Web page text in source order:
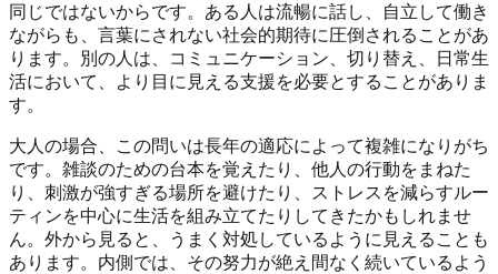
同じではないからです。ある人は流暢に話し、自立して働き
ながらも、言葉にされない社会的期待に圧倒されることがあ
ります。別の人は、コミュニケーション、切り替え、日常生
活において、より目に見える支援を必要とすることがありま
す。
大人の場合、この問いは長年の適応によって複雑になりがち
です。雑談のための台本を覚えたり、他人の行動をまねた
り、刺激が強すぎる場所を避けたり、ストレスを減らすルー
ティンを中心に生活を組み立てたりしてきたかもしれませ
ん。外から見ると、うまく対処しているように見えることも
あります。内側では、その努力が絶え間なく続いているよう